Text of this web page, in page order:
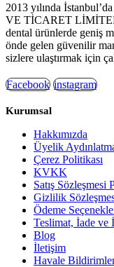
2013 yılında
VE TİCARET
dental ürünlerde geniş
önde gelen güvenilir
sizlere ulaştırmak için
Facebook instagram
Kurumsal
Hakkımızda
Üyelik
Çerez Politikası
KVKK
Satış Sözleşmesi
Gizlilik
Ödeme
Teslimat, İade ve
Blog
İletişim
Havale